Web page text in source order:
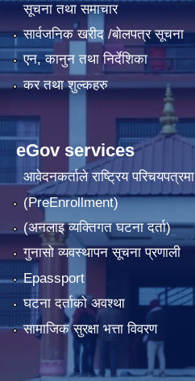
सूचना तथा समाचार
सार्वजनिक खरीद /बोलपत्र सूचना
एन, कानुन तथा निर्देशिका
कर तथा शुल्कहरु
eGov services
आवेदनकर्ताले राष्‍ट्रिय
(PreEnrollment)
(अनलाइ व्यक्तिगत घटना दर्ता)
गुनासो व्यवस्थापन सूचना प्रणाली
Epassport
घटना दर्ताको अवश्था
सामाजिक सुरक्षा भत्ता विवरण